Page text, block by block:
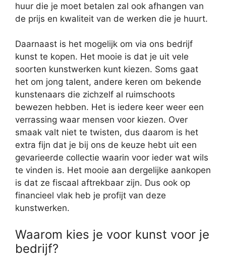
huur die je moet betalen zal ook afhangen van
de prijs en kwaliteit van de werken die je huurt.
Daarnaast is het mogelijk om via ons bedrijf
kunst te kopen. Het mooie is dat je uit vele
soorten kunstwerken kunt kiezen. Soms gaat
het om jong talent, andere keren om bekende
kunstenaars die zichzelf al ruimschoots
bewezen hebben. Het is iedere keer weer een
verrassing waar mensen voor kiezen. Over
smaak valt niet te twisten, dus daarom is het
extra fijn dat je bij ons de keuze hebt uit een
gevarieerde collectie waarin voor ieder wat wils
te vinden is. Het mooie aan dergelijke aankopen
is dat ze fiscaal aftrekbaar zijn. Dus ook op
financieel vlak heb je profijt van deze
kunstwerken.
Waarom kies je voor kunst voor je
bedrijf?